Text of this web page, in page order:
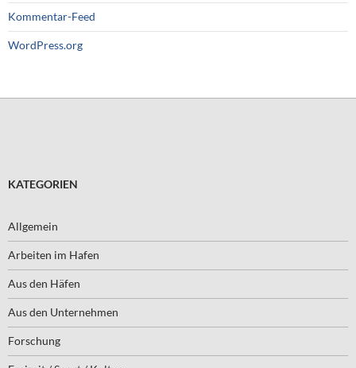
Kommentar-Feed
WordPress.org
KATEGORIEN
Allgemein
Arbeiten im Hafen
Aus den Häfen
Aus den Unternehmen
Forschung